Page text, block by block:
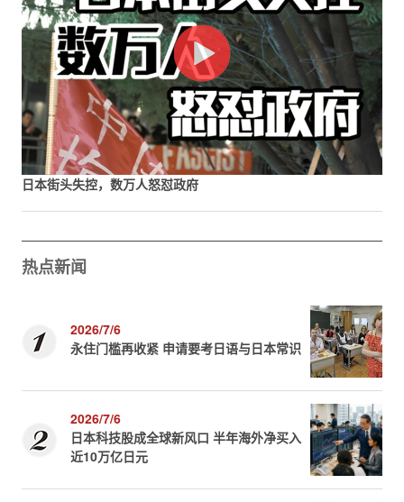
日本街头失控，数万人怒怼政府
热点新闻
2026/7/6
永住门槛再收紧 申请要考日语与日本常识
2026/7/6
日本科技股成全球新风口 半年海外净买入
近10万亿日元